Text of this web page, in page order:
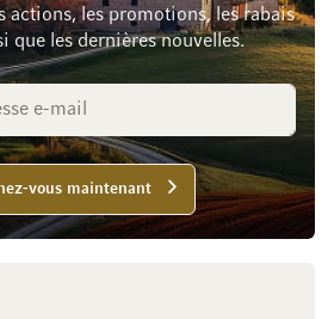
actions, les promotions, les rabais
que les dernières nouvelles.
vous maintenant